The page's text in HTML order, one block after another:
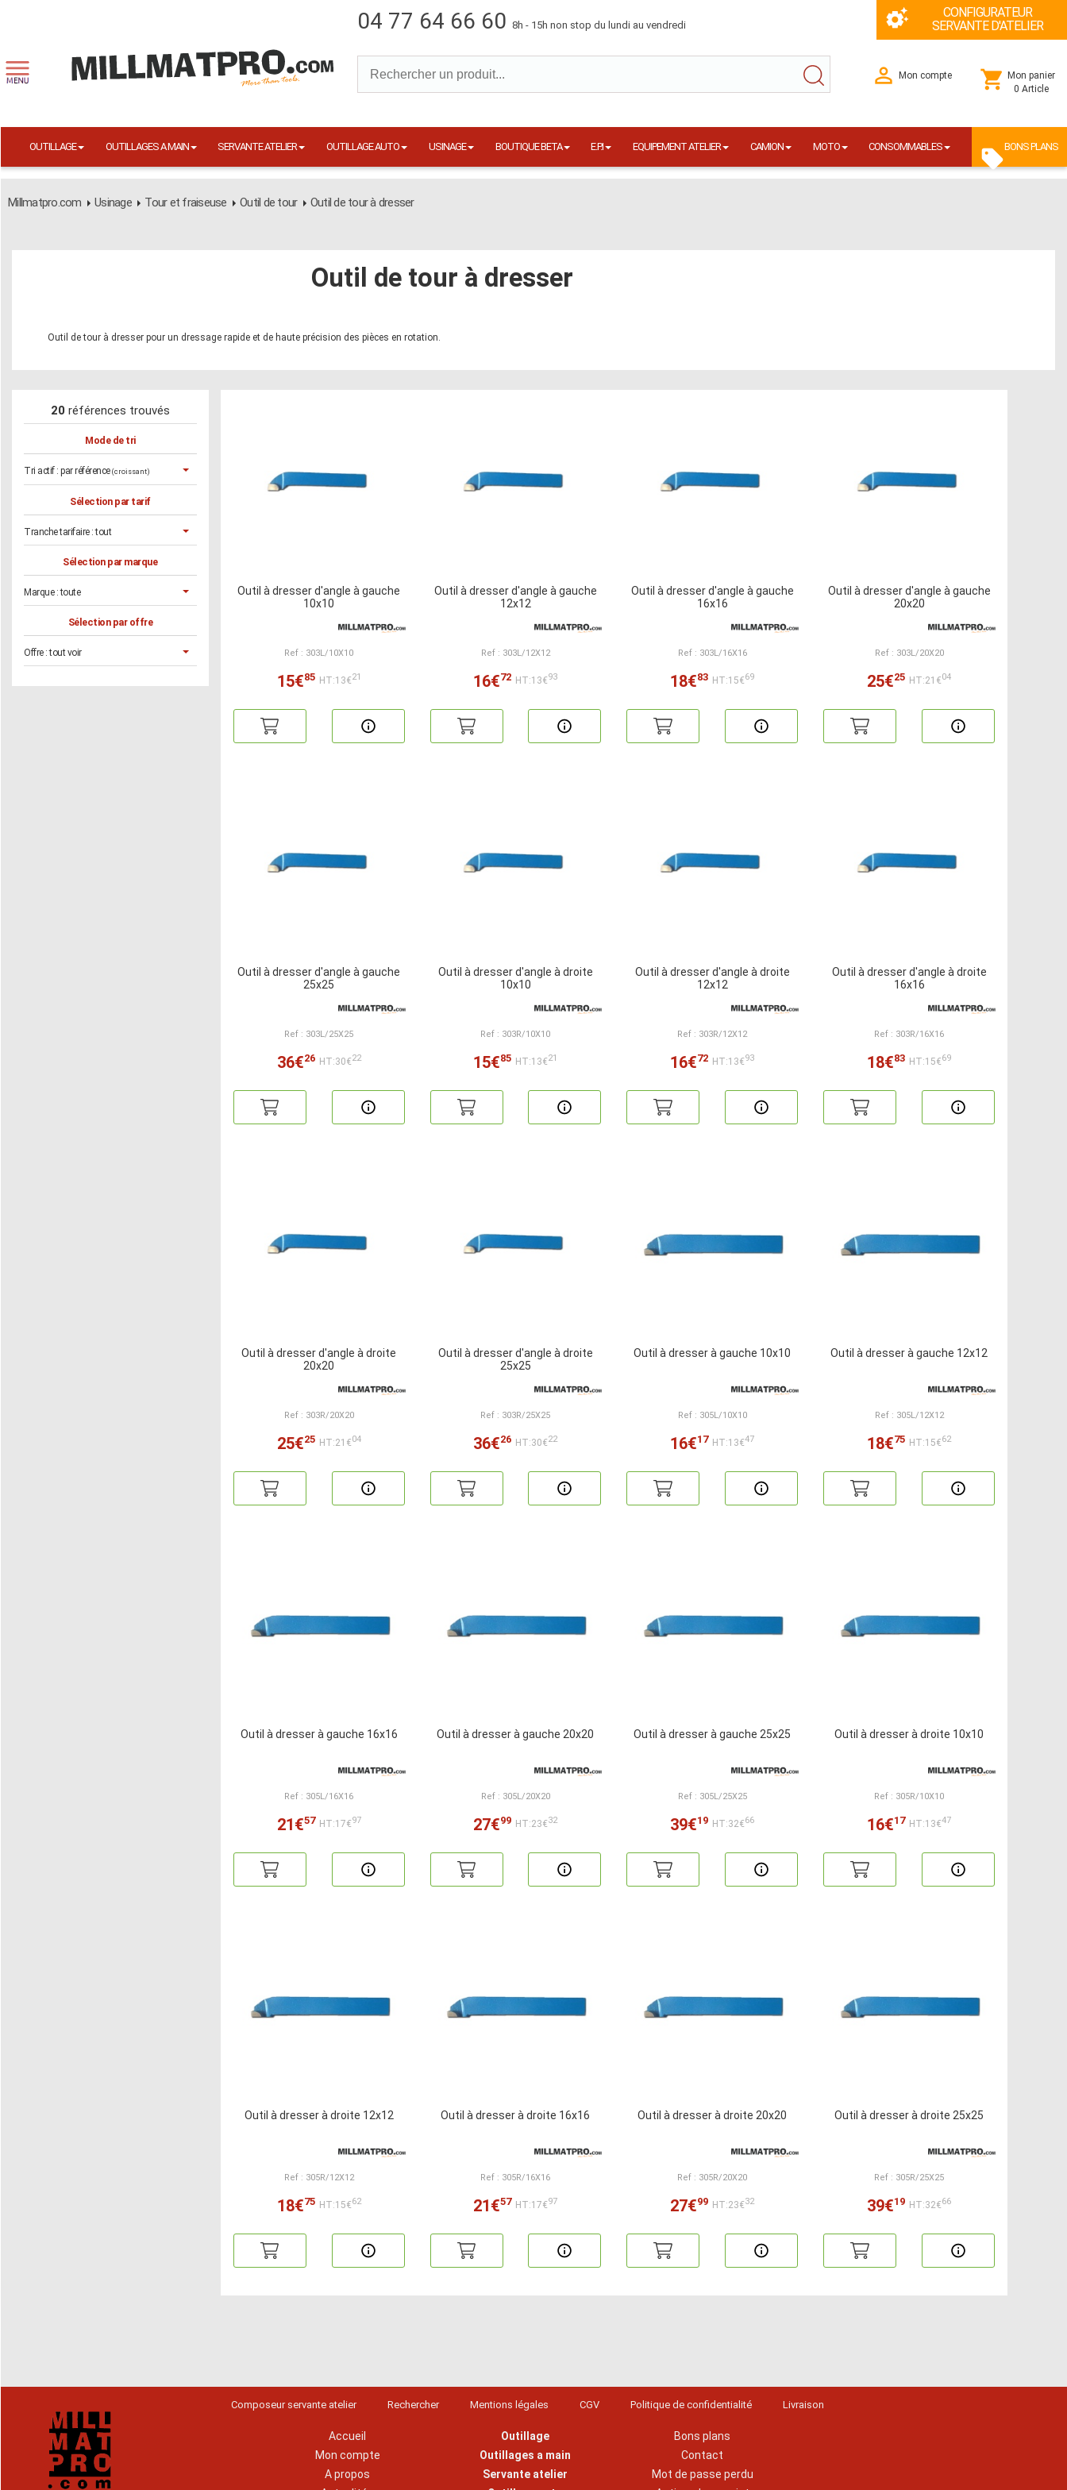
04 77 64 66 60 8h - 15h non stop du lundi au vendredi
CONFIGURATEUR
SERVANTE D'ATELIER
Mon compte
Mon panier
0 Article
OUTILLAGE OUTILLAGES A MAIN SERVANTE ATELIER OUTILLAGE AUTO USINAGE BOUTIQUE BETA E.P.I EQUIPEMENT ATELIER CAMION MOTO CONSOMMABLES BONS PLANS
Millmatpro.com Usinage Tour et fraiseuse Outil de tour Outil de tour à dresser
Outil de tour à dresser
Outil de tour à dresser pour un dressage rapide et de haute précision des pièces en rotation.
20 références trouvés
Mode de tri
Tri actif : par référence (croissant)
Sélection par tarif
Tranche tarifaire :tout
Sélection par marque
Marque :toute
Sélection par offre
Offre :tout voir
Outil à dresser d'angle à gauche
10x10
Ref : 303L/10X10
15€85 HT:13€21
Outil à dresser d'angle à gauche
12x12
Ref : 303L/12X12
16€72 HT:13€93
Outil à dresser d'angle à gauche
16x16
Ref : 303L/16X16
18€83 HT:15€69
Outil à dresser d'angle à gauche
20x20
Ref : 303L/20X20
25€25 HT:21€04
Outil à dresser d'angle à gauche
25x25
Ref : 303L/25X25
36€26 HT:30€22
Outil à dresser d'angle à droite
10x10
Ref : 303R/10X10
15€85 HT:13€21
Outil à dresser d'angle à droite
12x12
Ref : 303R/12X12
16€72 HT:13€93
Outil à dresser d'angle à droite
16x16
Ref : 303R/16X16
18€83 HT:15€69
Outil à dresser d'angle à droite
20x20
Ref : 303R/20X20
25€25 HT:21€04
Outil à dresser d'angle à droite
25x25
Ref : 303R/25X25
36€26 HT:30€22
Outil à dresser à gauche 10x10
Ref : 305L/10X10
16€17 HT:13€47
Outil à dresser à gauche 12x12
Ref : 305L/12X12
18€75 HT:15€62
Outil à dresser à gauche 16x16
Ref : 305L/16X16
21€57 HT:17€97
Outil à dresser à gauche 20x20
Ref : 305L/20X20
27€99 HT:23€32
Outil à dresser à gauche 25x25
Ref : 305L/25X25
39€19 HT:32€66
Outil à dresser à droite 10x10
Ref : 305R/10X10
16€17 HT:13€47
Outil à dresser à droite 12x12
Ref : 305R/12X12
18€75 HT:15€62
Outil à dresser à droite 16x16
Ref : 305R/16X16
21€57 HT:17€97
Outil à dresser à droite 20x20
Ref : 305R/20X20
27€99 HT:23€32
Outil à dresser à droite 25x25
Ref : 305R/25X25
39€19 HT:32€66
Composeur servante atelier Rechercher Mentions légales CGV Politique de confidentialité Livraison
Accueil
Mon compte
A propos
Outillage
Outillages a main
Servante atelier
Bons plans
Contact
Mot de passe perdu